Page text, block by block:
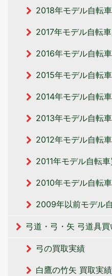
2018年モデル自転
2017年モデル自転
2016年モデル自転
2015年モデル自転
2014年モデル自転
2013年モデル自転
2012年モデル自転
2011年モデル自転
2010年モデル自転
2009年以前モデル
弓道・弓・矢 弓道具買
弓の買取実績
白鷹の竹矢 買取実績